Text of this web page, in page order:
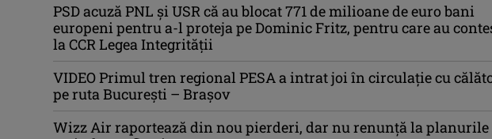
PSD acuză PNL și USR că au blocat 771 de milioane de euro bani
europeni pentru a-l proteja pe Dominic Fritz, pentru care au
la CCR Legea Integrității
VIDEO Primul tren regional PESA a intrat joi în circulație cu
pe ruta București – Brașov
Wizz Air raportează din nou pierderi, dar nu renunță la planurile